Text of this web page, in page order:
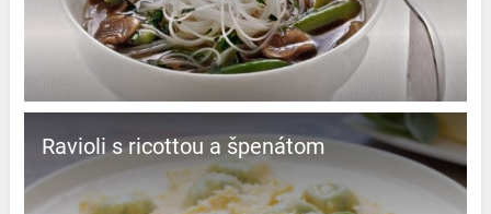
Ravioli s ricottou a špenátom